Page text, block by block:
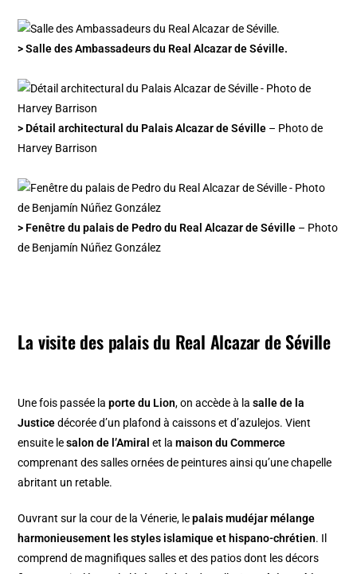
> Salle des Ambassadeurs du Real Alcazar de Séville.
> Détail architectural du Palais Alcazar de Séville – Photo de
Harvey Barrison
> Fenêtre du palais de Pedro du Real Alcazar de Séville – Photo
de Benjamín Núñez González
La visite des palais du Real Alcazar de Séville
Une fois passée laporte du Lion, on accède à lasalle de la
Justicedécorée d’un plafond à caissons et d’azulejos. Vient
ensuite lesalon de l’Amiral et lamaison du Commerce
comprenant des salles ornées de peintures ainsi qu’une chapelle
abritant un retable.
Ouvrant sur la cour de la Vénerie, lepalais mudéjar mélange
harmonieusement les styles islamique et hispano-chrétien. Il
comprend de magnifiques salles et des patios dont les décors